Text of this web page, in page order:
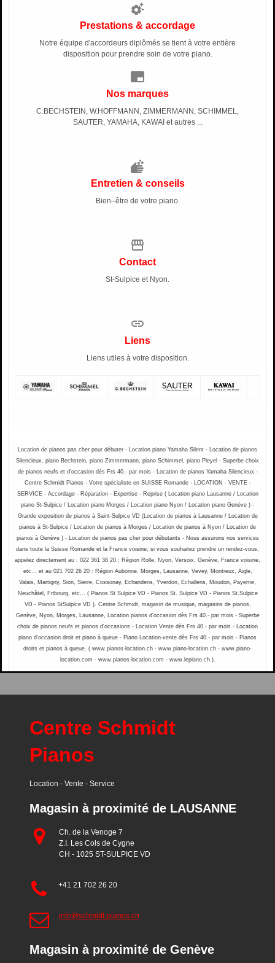
settings_suggest
Prestations & accordage
Notre équipe d'accordeurs diplômés se tient à votre entière
disposition pour prendre soin de votre piano.
branding_watermark
Nos marques
C.BECHSTEIN, W.HOFFMANN, ZIMMERMANN, SCHIMMEL,
SAUTER, YAMAHA, KAWAI et autres ...
soap
Entretien & conseils
Bien–être de votre piano.
storefront
Contact
St-Sulpice et Nyon.
link
Liens
Liens utiles à votre disposition.
Location de pianos pas cher pour débuter - Location piano Yamaha Silent - Location de pianos
Silencieux, piano Bechstein, piano Zimmermann, piano Schimmel, piano Pleyel - Superbe choix
de pianos neufs et d'occasion dès Frs 40.- par mois - Location de pianos Yamaha Silencieux -
Centre Schmidt Pianos - Votre spécialiste en SUISSE Romande - LOCATION - VENTE -
SERVICE - Accordage - Réparation - Expertise - Reprise ( Location piano Lausanne / Location
piano St-Sulpice / Location piano Morges / Location piano Nyon / Location piano Genève ) -
Grande exposition de pianos à Saint-Sulpice VD (Location de pianos à Lausanne / Location de
pianos à St-Sulpice / Location de pianos à Morges / Location de pianos à Nyon / Location de
pianos à Genève ) - Location de pianos pas cher pour débutants - Nous assurons nos services
dans toute la Suisse Romande et la France voisine, si vous souhaitez prendre un rendez-vous,
appelez directement au : 022 361 38 20 : Région Rolle, Nyon, Versoix, Genève, France voisine,
etc... et au 021 702 26 20 : Région Aubonne, Morges, Lausanne, Vevey, Montreux, Aigle,
Valais, Martigny, Sion, Sierre, Cossonay, Echandens, Yverdon, Echallens, Moudon, Payerne,
Neuchâtel, Fribourg, etc... ( Pianos St Sulpice VD - Pianos St. Sulpice VD - Pianos St.Sulpice
VD - Pianos StSulpice VD ). Centre Schmidt, magasin de musique, magasins de pianos,
Genève, Nyon, Morges, Lausanne, Location pianos d'occasion dès Frs 40.- par mois - Superbe
choix de pianos neufs et pianos d'occasions - Location Vente dès Frs 40.- par mois - Location
piano d'occasion droit et piano à queue - Piano Location-vente dès Frs 40.- par mois - Pianos
droits et pianos à queue. ( www.pianos-location.ch - www.piano-location.ch - www.piano-
location.com - www.pianos-location.com - www.lepiano.ch ).
Centre Schmidt
Pianos
Location - Vente - Service
Magasin à proximité de LAUSANNE
Ch. de la Venoge 7
Z.I. Les Cols de Cygne
CH - 1025 ST-SULPICE VD
+41 21 702 26 20
info@schmidt-pianos.ch
Magasin à proximité de Genève